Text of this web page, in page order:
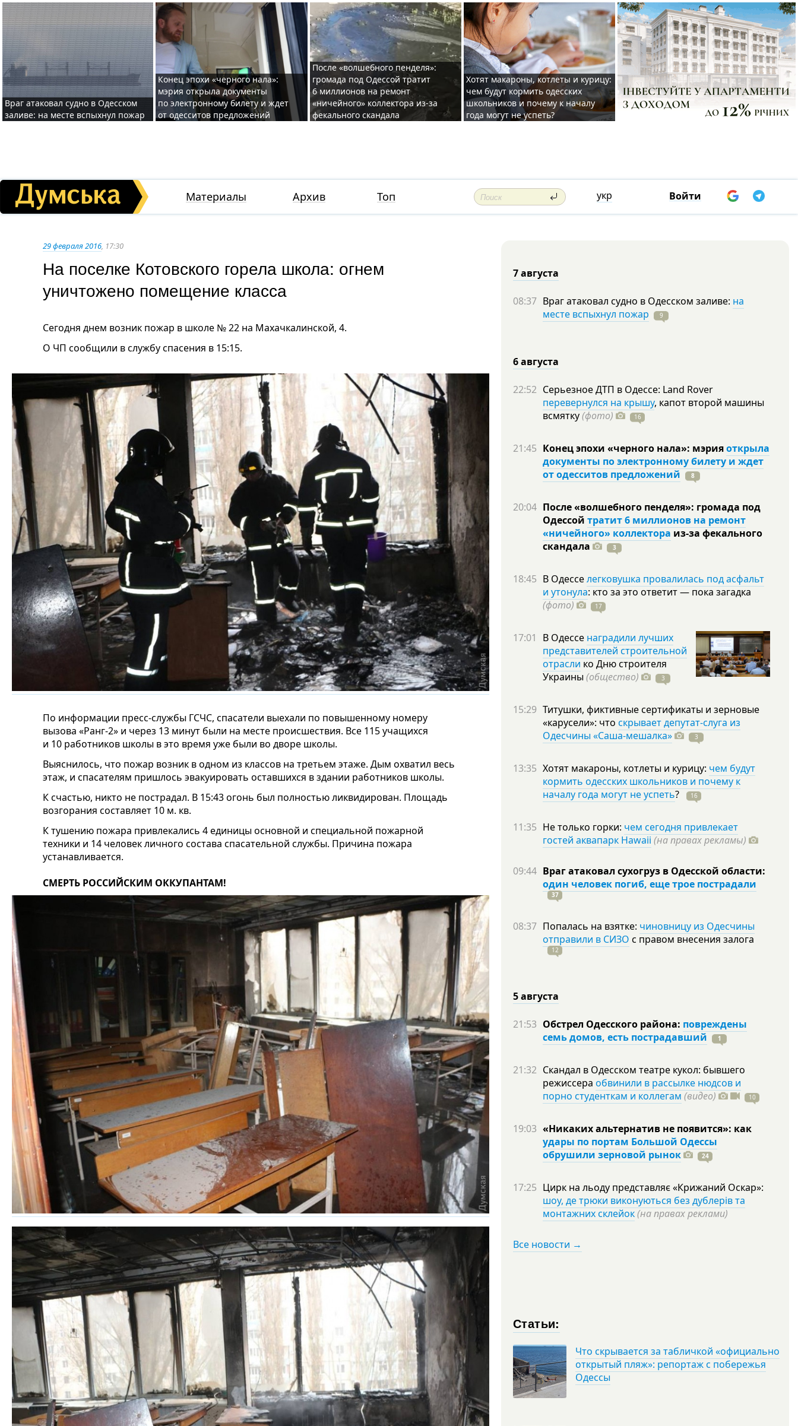
Враг атаковал судно в Одесском
заливе: на месте вспыхнул пожар
Конец эпохи «черного нала»:
мэрия открыла документы
по электронному билету и ждет
от одесситов предложений
После «волшебного пенделя»:
громада под Одессой тратит
6 миллионов на ремонт
«ничейного» коллектора из-за
фекального скандала
Хотят макароны, котлеты и курицу:
чем будут кормить одесских
школьников и почему к началу
года могут не успеть?
Материалы Архив Топ укр Войти
29 февраля 2016, 17:30
На поселке Котовского горела школа: огнем
уничтожено помещение класса
Сегодня днем возник пожар в школе № 22 на Махачкалинской, 4.
О ЧП сообщили в службу спасения в 15:15.
По информации пресс-службы ГСЧС, спасатели выехали по повышенному номеру
вызова «Ранг-2» и через 13 минут были на месте происшествия. Все 115 учащихся
и 10 работников школы в это время уже были во дворе школы.
Выяснилось, что пожар возник в одном из классов на третьем этаже. Дым охватил весь
этаж, и спасателям пришлось эвакуировать оставшихся в здании работников школы.
К счастью, никто не пострадал. В 15:43 огонь был полностью ликвидирован. Площадь
возгорания составляет 10 м. кв.
К тушению пожара привлекались 4 единицы основной и специальной пожарной
техники и 14 человек личного состава спасательной службы. Причина пожара
устанавливается.
СМЕРТЬ РОССИЙСКИМ ОККУПАНТАМ!
7 августа
08:37 Враг атаковал судно в Одесском заливе: на
месте вспыхнул пожар
9
6 августа
22:52 Серьезное ДТП в Одессе: Land Rover
перевернулся на крышу, капот второй машины
всмятку(фото) 16
21:45 Конец эпохи «черного нала»: мэрияоткрыла
документы по электронному билету и ждет
от одесситов предложений
8
20:04 После «волшебного пенделя»: громада под
Одессой тратит 6 миллионов на ремонт
«ничейного» коллектора из-за фекального
скандала
3
18:45 В Одесселегковушка провалилась под асфальт
и утонула: кто за это ответит — пока загадка
(фото)
17
17:01 В Одессе наградили лучших
представителей строительной
отрасли ко Дню строителя
Украины (общество) 3
15:29 Титушки, фиктивные сертификаты и зерновые
«карусели»: что скрывает депутат-слуга из
Одесчины «Саша-мешалка»
3
13:35 Хотят макароны, котлеты и курицу: чем будут
кормить одесских школьников и почему к
началу года могут не успеть? 16
11:35 Не только горки: чем сегодня привлекает
гостей аквапарк Hawaii (на правах рекламы)
09:44 Враг атаковал сухогруз в Одесской области:
один человек погиб, еще трое пострадали
37
08:37 Попалась на взятке: чиновницу из Одесчины
отправили в СИЗО с правом внесения залога
12
5 августа
21:53 Обстрел Одесского района: повреждены
семь домов, есть пострадавший
1
21:32 Скандал в Одесском театре кукол: бывшего
режиссера обвинили в рассылке нюдсов и
порно студенткам и коллегам (видео) 10
19:03 «Никаких альтернатив не появится»: как
удары по портам Большой Одессы
обрушили зерновой рынок
24
17:25 Цирк на льоду представляє «Крижаний Оскар»:
шоу, де трюки виконуються без дублерів та
монтажних склейок(на правах реклами)
Все новости →
Статьи:
Что скрывается за табличкой «официально
открытый пляж»: репортаж с побережья
Одессы